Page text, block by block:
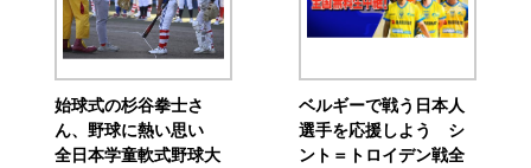
始球式の杉谷拳士さ
ん、野球に熱い思い
全日本学童軟式野球大
ベルギーで戦う日本人
選手を応援しよう シ
ント＝トロイデン戦全